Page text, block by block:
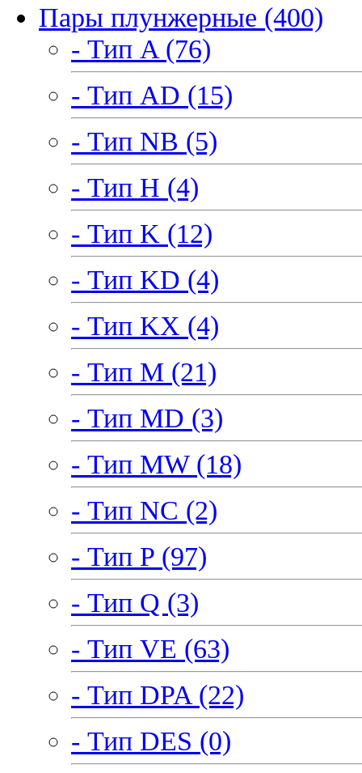
Пары плунжерные (400)
- Тип A (76)
- Тип AD (15)
- Тип NB (5)
- Тип H (4)
- Тип K (12)
- Тип KD (4)
- Тип KX (4)
- Тип M (21)
- Тип MD (3)
- Тип MW (18)
- Тип NC (2)
- Тип P (97)
- Тип Q (3)
- Тип VE (63)
- Тип DPA (22)
- Тип DES (0)